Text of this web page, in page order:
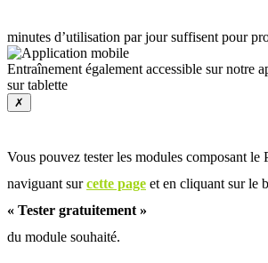
minutes d’utilisation par jour suffisent pour
Entraînement également accessible sur notre
sur tablette
✗
Vous pouvez tester les modules composant le
naviguant surcette page et en cliquant sur le
« Tester gratuitement »
du module souhaité.